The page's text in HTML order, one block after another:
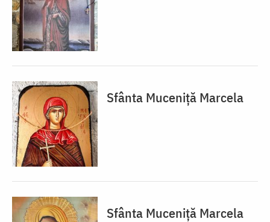
Sfânta Muceniță Marcela
Sfânta Muceniță Marcela